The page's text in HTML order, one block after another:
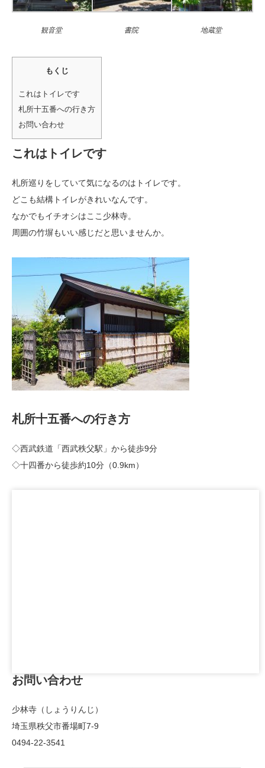
観音堂 書院 地蔵堂
もくじ
これはトイレです
札所十五番への行き方
お問い合わせ
これはトイレです
札所巡りをしていて気になるのはトイレです。
どこも結構トイレがきれいなんです。
なかでもイチオシはここ少林寺。
周囲の竹塀もいい感じだと思いませんか。
札所十五番への行き方
◇西武鉄道「西武秩父駅」から徒歩9分
◇十四番から徒歩約10分（0.9km）
お問い合わせ
少林寺（しょうりんじ）
埼玉県秩父市番場町7-9
0494-22-3541